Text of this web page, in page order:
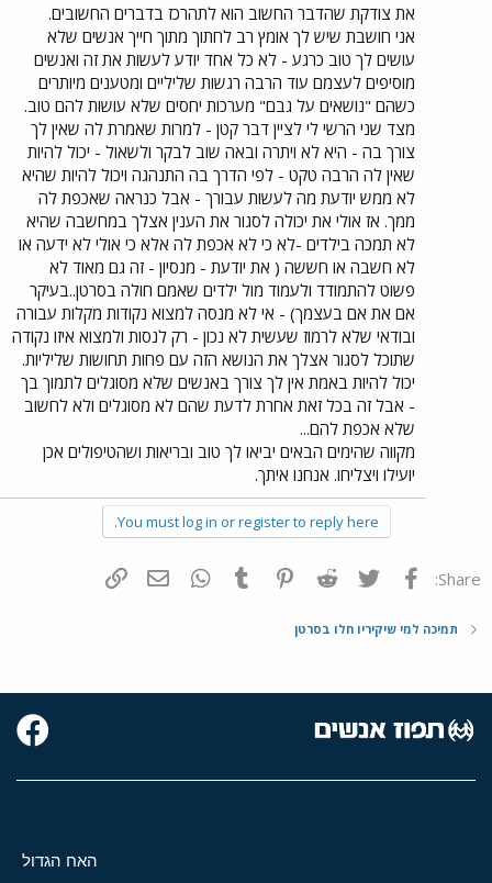
את צודקת שהדבר החשוב הוא לתהרכז בדברים החשובים.
אני חושבת שיש לך אומץ רב לחתוך מתוך חייך אנשים שלא
עושים לך טוב כרגע - לא כל אחד יודע לעשות את זה ואנשים
מוסיפים לעצמם עוד הרבה רגשות שליליים ומטענים מיותרים
כשהם "נושאים על גבם" מערכות יחסים שלא עושות להם טוב.
מצד שני הרשי לי לציין דבר קטן - למרות שאמרת לה שאין לך
צורך בה - היא לא ויתרה ובאה שוב לבקר ולשאול - יכול להיות
שאין לה הרבה טקט - לפי הדרך בה התנהגה ויכול להיות שהיא
לא ממש יודעת מה לעשות עבורך - אבל כנראה שאכפת לה
ממך. אז אולי את יכולה לסגור את הענין אצלך במחשבה שהיא
לא תמכה בילדים -לא כי לא אכפת לה אלא כי אולי לא ידעה או
לא חשבה או חששה ( את יודעת - מנסיון - זה גם מאוד לא
פשוט להתמודד ולעמוד מול ילדים שאמם חולה בסרטן..בעיקר
אם את אם בעצמך) - אי לא מנסה למצוא נקודות מקלות עבורה
ובודאי שלא לרמוז שעשית לא נכון - רק לנסות ולמצוא איזו נקודה
שתוכל לסגור אצלך את הנושא הזה עם פחות תחושות שליליות.
יכול להיות באמת אין לך צורך באנשים שלא מסוגלים לתמוך בך
- אבל זה בכל זאת אחרת לדעת שהם לא מסוגלים ולא לחשוב
שלא אכפת להם...
מקווה שהימים הבאים יביאו לך טוב ובריאות ושהטיפולים אכן
יועילו ויצליחו. אנחנו איתך.
You must log in or register to reply here.
Share: פייסבוק Twitter
Reddit
Pinterest
Tumblr
WhatsAppדואר אלקטרוני
תמיכה למי שיקיריו חלו בסרטן
האח הגדול